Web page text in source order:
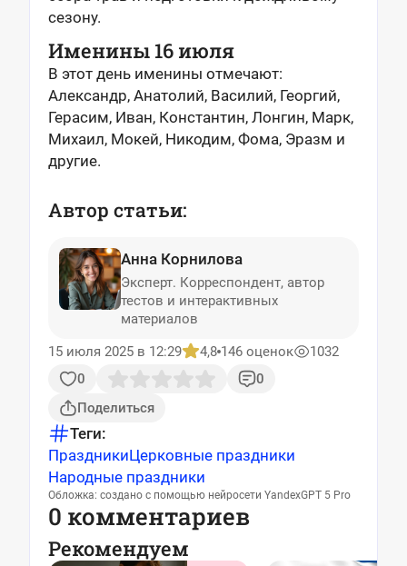
сезону.
Именины 16 июля
В этот день именины отмечают:
Александр, Анатолий, Василий, Георгий,
Герасим, Иван, Константин, Лонгин, Марк,
Михаил, Мокей, Никодим, Фома, Эразм и
другие.
Автор статьи:
Анна Корнилова
Эксперт. Корреспондент, автор
тестов и интерактивных
материалов
15 июля 2025 в 12:29
4,8 146 оценок
1032
0
0
Поделиться
Теги:
ПраздникиЦерковные праздники
Народные праздники
Обложка: создано с помощью нейросети YandexGPT 5 Pro
0 комментариев
Рекомендуем